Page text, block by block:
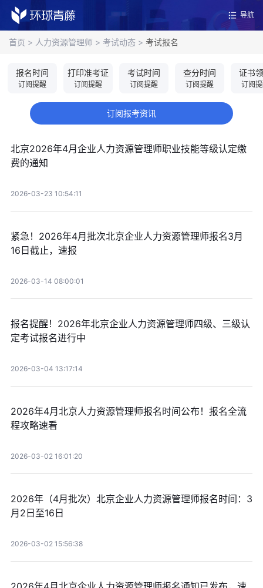
导航
首页 > 人力资源管理师 > 考试动态 > 考试报名
报名时间
订阅提醒
打印准考证
订阅提醒
考试时间
订阅提醒
查分时间
订阅提醒
证书
订阅
订阅报考资讯
北京2026年4月企业人力资源管理师职业技能等级认定缴
费的通知
2026-03-23 10:54:11
紧急！2026年4月批次北京企业人力资源管理师报名3月
16日截止，速报
2026-03-14 08:00:01
报名提醒！2026年北京企业人力资源管理师四级、三级认
定考试报名进行中
2026-03-04 13:17:14
2026年4月北京人力资源管理师报名时间公布！报名全流
程攻略速看
2026-03-02 16:01:20
2026年（4月批次）北京企业人力资源管理师报名时间：3
月2日至16日
2026-03-02 15:56:38